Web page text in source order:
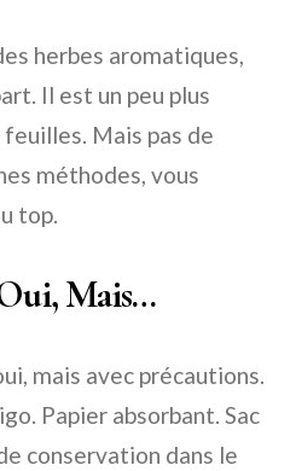
herbes aromatiques,
Il est un peu plus
Mais pas de
méthodes, vous
top.
Mais…
mais avec précautions.
Papier absorbant. Sac
conservation dans le